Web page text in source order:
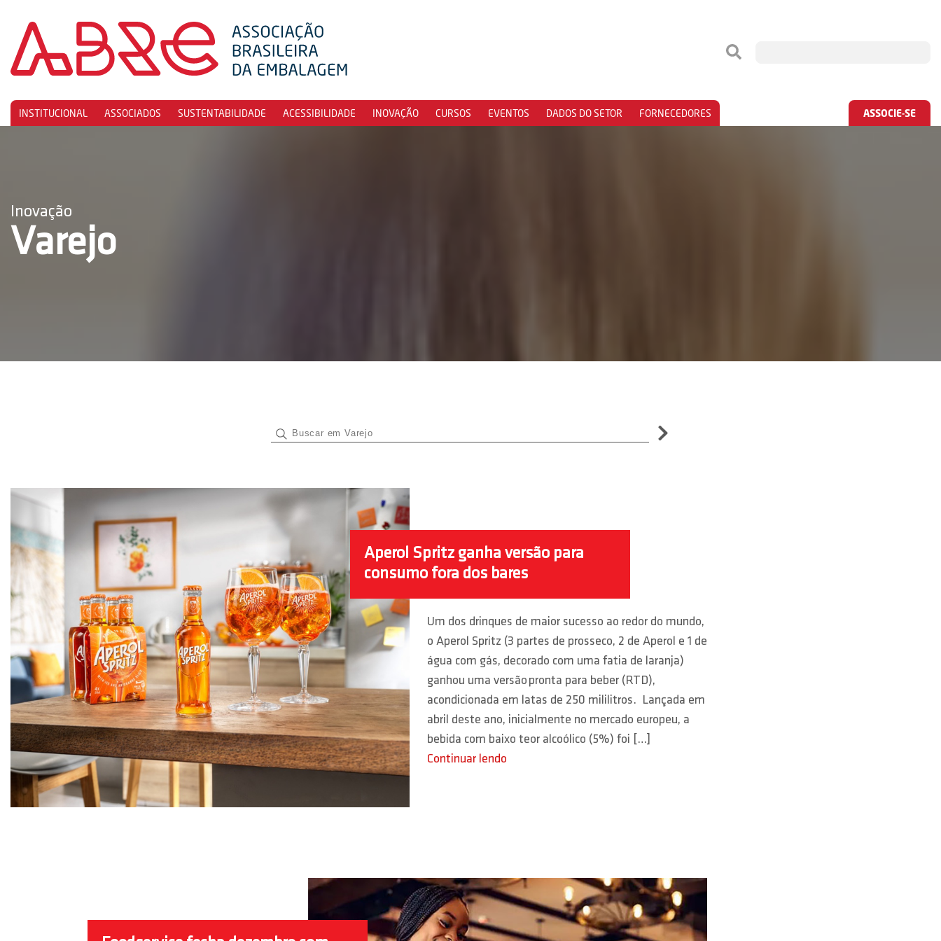
INSTITUCIONAL ASSOCIADOS SUSTENTABILIDADE ACESSIBILIDADE INOVAÇÃO CURSOS EVENTOS DADOS DO SETOR FORNECEDORES ASSOCIE-SE
Inovação
Varejo
Aperol Spritz ganha versão para
consumo fora dos bares
Um dos drinques de maior sucesso ao redor do mundo,
o Aperol Spritz (3 partes de prosseco, 2 de Aperol e 1 de
água com gás, decorado com uma fatia de laranja)
ganhou uma versão pronta para beber (RTD),
acondicionada em latas de 250 mililitros. Lançada em
abril deste ano, inicialmente no mercado europeu, a
bebida com baixo teor alcoólico (5%) foi […]
Continuar lendo